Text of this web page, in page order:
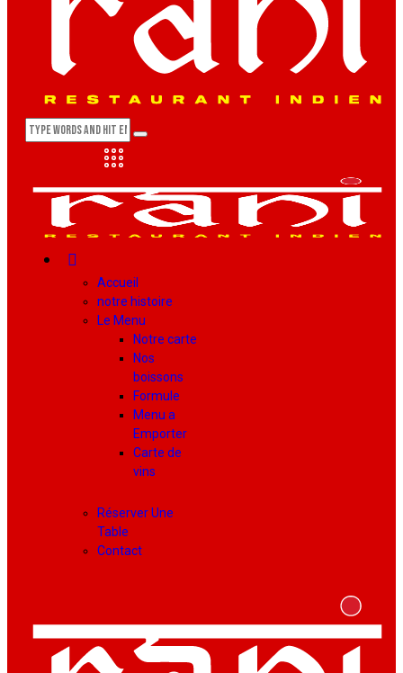
Accueil
notre histoire
Le Menu
Notre carte
Nos
boissons
Formule
Menu a
Emporter
Carte de
vins
Réserver Une
Table
Contact